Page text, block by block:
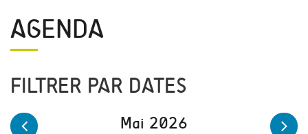
AGENDA
FILTRER PAR DATES
Mai 2026